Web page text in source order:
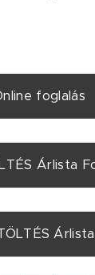
foglalás
Árlista